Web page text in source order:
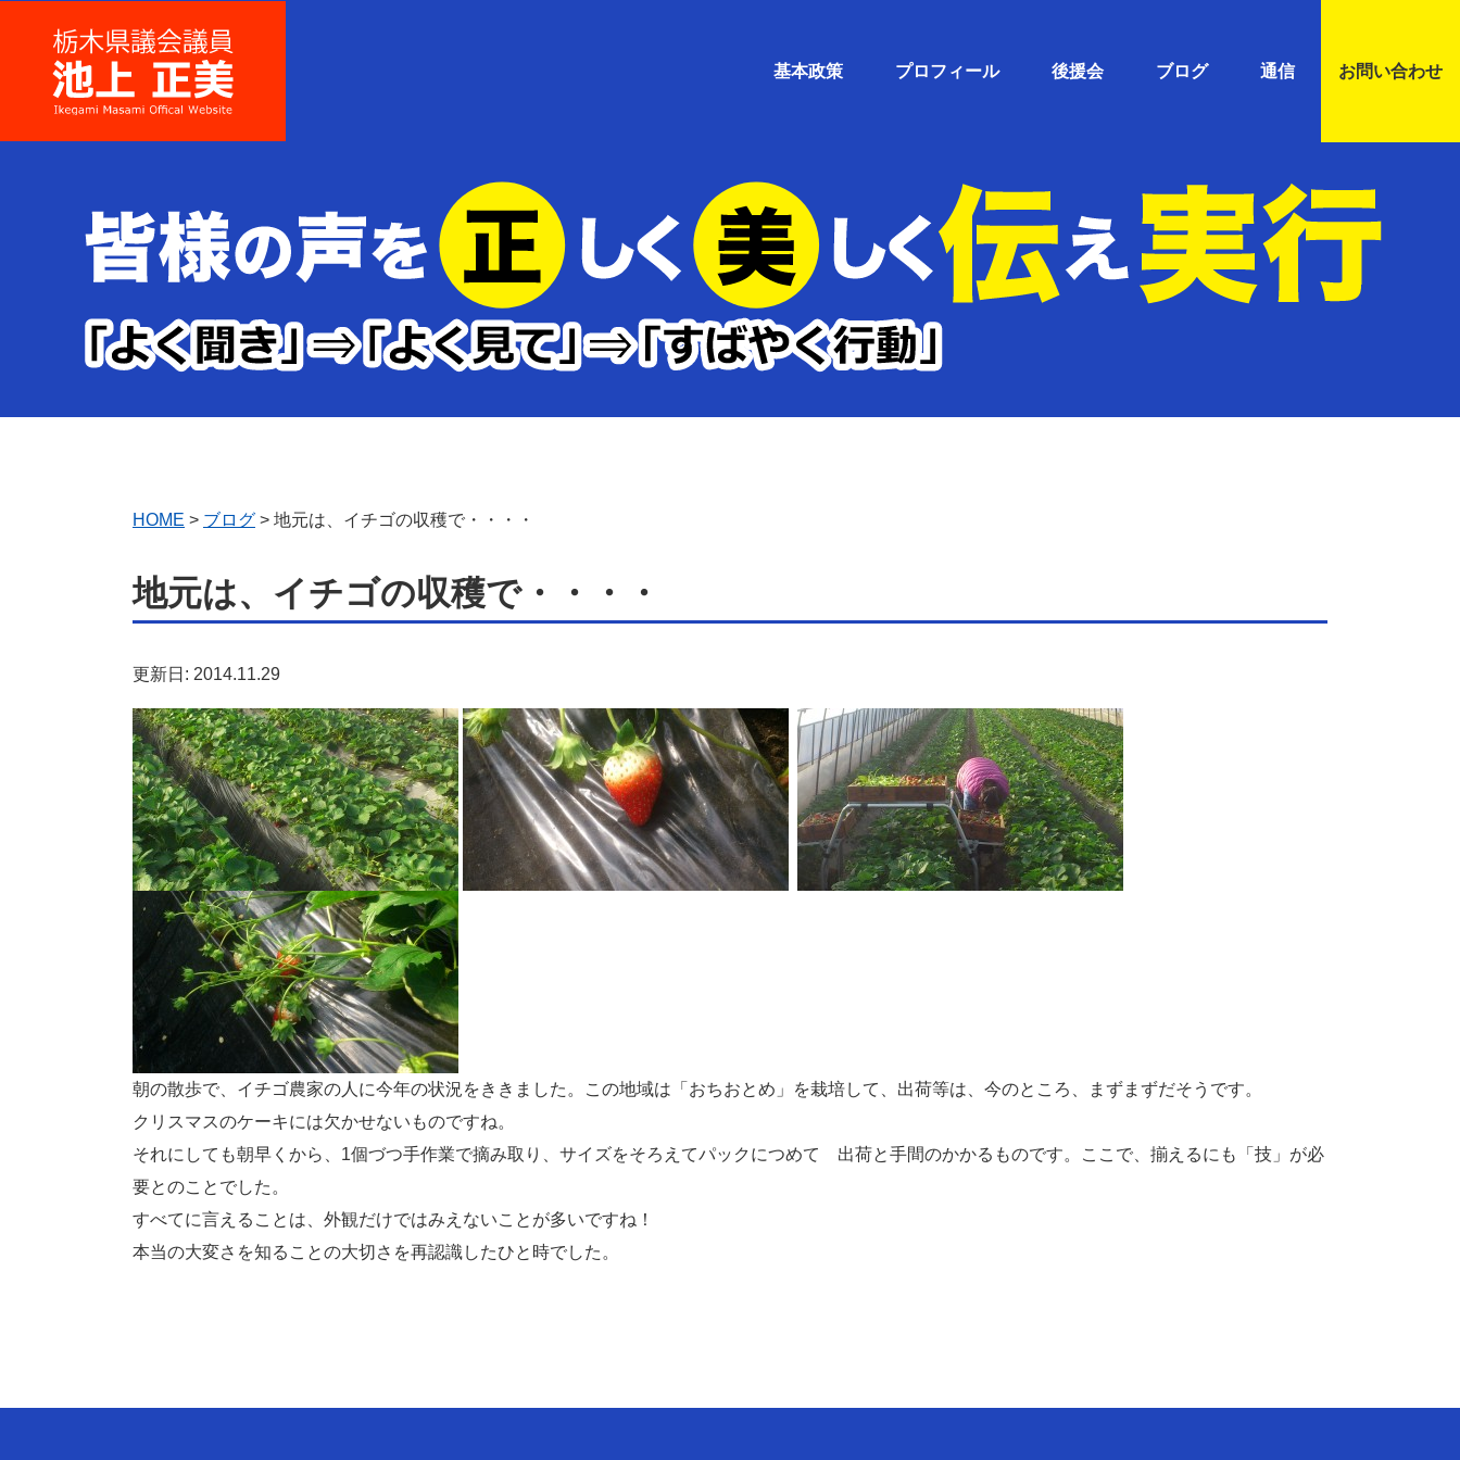
基本政策 プロフィール 後援会 ブログ 通信 お問い合わせ
HOME > ブログ > 地元は、イチゴの収穫で・・・・
地元は、イチゴの収穫で・・・・
更新日: 2014.11.29
朝の散歩で、イチゴ農家の人に今年の状況をききました。この地域は「おちおとめ」を栽培して、出荷等は、今のところ、まずまずだそうです。
クリスマスのケーキには欠かせないものですね。
それにしても朝早くから、1個づつ手作業で摘み取り、サイズをそろえてパックにつめて 出荷と手間のかかるものです。ここで、揃えるにも「技」が必
要とのことでした。
すべてに言えることは、外観だけではみえないことが多いですね！
本当の大変さを知ることの大切さを再認識したひと時でした。